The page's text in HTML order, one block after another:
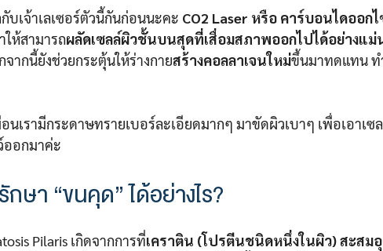
บเจ้าเลเซอร์ตัวนี้กันก่อนนะคะ CO2 Laser หรือ คาร์บอนไดออกไ
ห้สามารถผลัดเซลล์ผิวชั้นบนสุดที่เสื่อมสภาพออกไปได้อย่างแม่
ากนี้ยังช่วยกระตุ้นให้ร่างกายสร้างคอลลาเจนใหม่ขึ้นมาทดแทน ท
เรามีกระดาษทรายเบอร์ละเอียดมากๆ มาขัดผิวเบาๆ เพื่อเอาเซ
ออกมาค่ะ
ษา “ขนคุด” ได้อย่างไร?
Pilaris เกิดจากการที่เคราติน (โปรตีนชนิดหนึ่งในผิว) สะส